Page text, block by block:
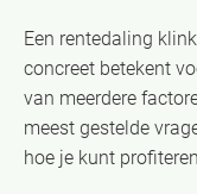
Een rentedaling
concreet betekent
van meerdere
meest gestelde
hoe je kunt